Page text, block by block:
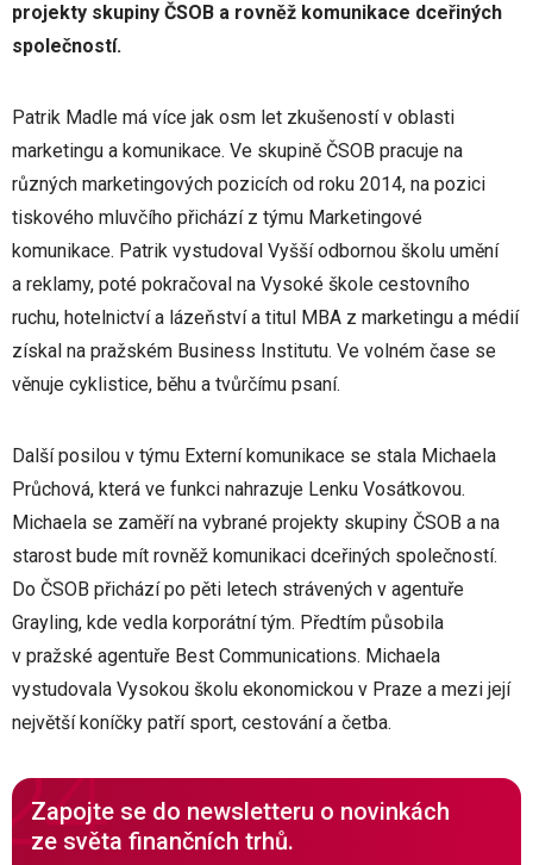
projekty skupiny ČSOB a rovněž komunikace dceřiných
společností.
Patrik Madle má více jak osm let zkušeností v oblasti
marketingu a komunikace. Ve skupině ČSOB pracuje na
různých marketingových pozicích od roku 2014, na pozici
tiskového mluvčího přichází z týmu Marketingové
komunikace. Patrik vystudoval Vyšší odbornou školu umění
a reklamy, poté pokračoval na Vysoké škole cestovního
ruchu, hotelnictví a lázeňství a titul MBA z marketingu a médií
získal na pražském Business Institutu. Ve volném čase se
věnuje cyklistice, běhu a tvůrčímu psaní.
Další posilou v týmu Externí komunikace se stala Michaela
Průchová, která ve funkci nahrazuje Lenku Vosátkovou.
Michaela se zaměří na vybrané projekty skupiny ČSOB a na
starost bude mít rovněž komunikaci dceřiných společností.
Do ČSOB přichází po pěti letech strávených v agentuře
Grayling, kde vedla korporátní tým. Předtím působila
v pražské agentuře Best Communications. Michaela
vystudovala Vysokou školu ekonomickou v Praze a mezi její
největší koníčky patří sport, cestování a četba.
Zapojte se do newsletteru o novinkách
ze světa finančních trhů.